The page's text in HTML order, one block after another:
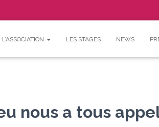
c
u
L’ASSOCIATION LES STAGES NEWS
nous a tous